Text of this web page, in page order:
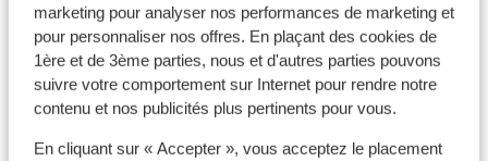
marketing pour analyser nos performances de marketing et
pour personnaliser nos offres. En plaçant des cookies de
1ère et de 3ème parties, nous et d'autres parties pouvons
suivre votre comportement sur Internet pour rendre notre
contenu et nos publicités plus pertinents pour vous.
En cliquant sur « Accepter », vous acceptez le placement
89
Téléskis